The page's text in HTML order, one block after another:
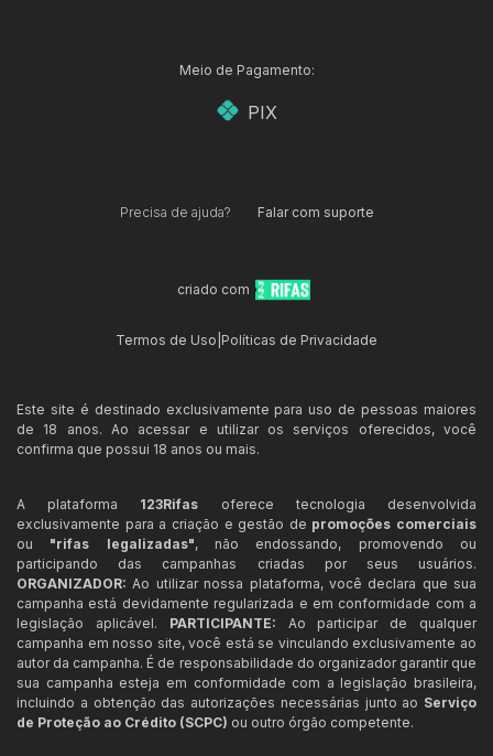
Meio de Pagamento:
PIX
Precisa de ajuda? Falar com suporte
criado com
Termos de Uso Políticas de Privacidade
Este site é destinado exclusivamente para uso de pessoas maiores
de 18 anos. Ao acessar e utilizar os serviços oferecidos, você
confirma que possui 18 anos ou mais.
A plataforma 123Rifas oferece tecnologia desenvolvida
exclusivamente para a criação e gestão de promoções comerciais
ou "rifas legalizadas", não endossando, promovendo ou
participando das campanhas criadas por seus usuários.
ORGANIZADOR: Ao utilizar nossa plataforma, você declara que sua
campanha está devidamente regularizada e em conformidade com a
legislação aplicável. PARTICIPANTE: Ao participar de qualquer
campanha em nosso site, você está se vinculando exclusivamente ao
autor da campanha. É de responsabilidade do organizador garantir que
sua campanha esteja em conformidade com a legislação brasileira,
incluindo a obtenção das autorizações necessárias junto ao Serviço
de Proteção ao Crédito (SCPC) ou outro órgão competente.